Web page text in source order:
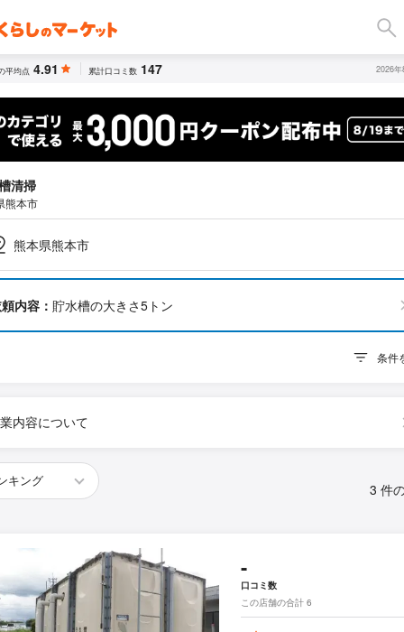
平均点 4.91 累計口コミ数 147 2026
清掃
熊本市
熊本県熊本市
内容： 貯水槽の大きさ5トン
条件
内容について
3 件
-
口コミ数
この店舗の合計 6